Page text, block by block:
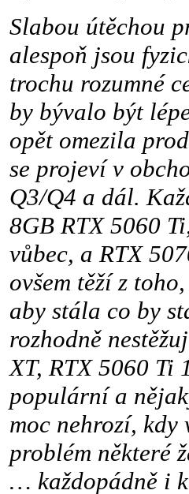
Slabou útěchou
alespoň jsou
trochu rozumné
by bývalo být
opět omezila
se projeví v
Q3/Q4 a dál.
8GB RTX 5060
vůbec, a RTX
ovšem těží z
aby stála co by
rozhodně
XT, RTX 5060 Ti
populární a
moc nehrozí,
problém některé
… každopádně i